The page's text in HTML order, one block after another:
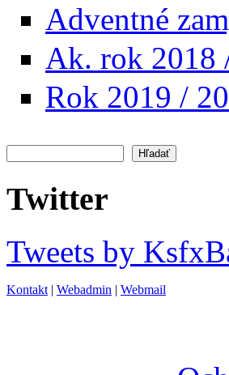
Adventné
Ak. rok 2018
Rok 2019 /
Twitter
Tweets by
Kontakt | Webadmin | Webmail